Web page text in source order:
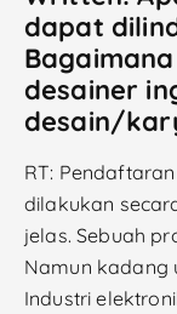
dapat
desainer
desain/
RT:
dilakukan
jelas. Sebuah
Namun kadang
Industri